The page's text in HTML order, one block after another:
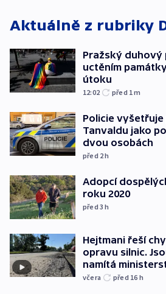
Aktuálně z rubriky
Pražský duhový
uctěním
útoku
12:02 před 1m
Policie
Tanvaldu jako
dvou osobách
před 2h
Adopcí
roku 2020
před 3h
Hejtmani řeší
opravu silnic.
namítá
včera před 16 h